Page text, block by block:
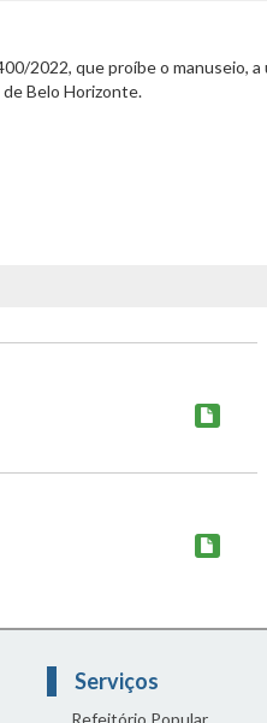
2022, que proíbe o manuseio,
Belo Horizonte.
Serviços
Refeitório Popular